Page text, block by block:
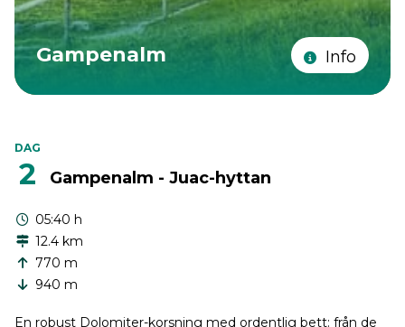
Gampenalm Info
DAG
2 Gampenalm - Juac-hyttan
05:40 h
12.4 km
770 m
940 m
En robust Dolomiter-korsning med ordentlig bett: från de